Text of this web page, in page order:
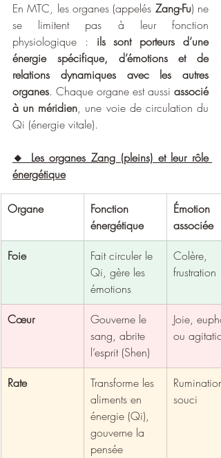
En MTC, les organes (appelés Zang-Fu) ne
se limitent pas à leur fonction
physiologique : ils sont porteurs d’une
énergie spécifique, d’émotions et de
relations dynamiques avec les autres
organes. Chaque organe est aussi associé
à un méridien, une voie de circulation du
Qi (énergie vitale).
🔸 Les organes Zang (pleins) et leur rôle
énergétique
Organe
Fonction
énergétique
Émotion
associée
Foie
Fait circuler le
Qi, gère les
émotions
Colère,
frustration
Cœur
Gouverne le
sang, abrite
l’esprit (Shen)
Joie,
ou agitation
Rate
Transforme les
aliments en
énergie (Qi),
gouverne la
pensée
souci